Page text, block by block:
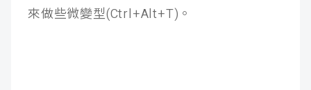
來做些微變型(Ctrl+Alt+T)。